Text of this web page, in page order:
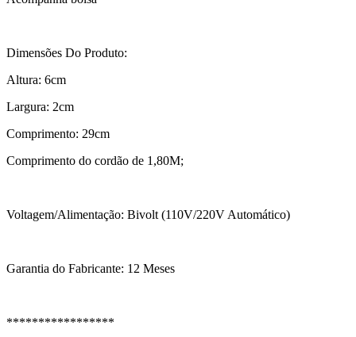
Dimensões Do Produto:
Altura: 6cm
Largura: 2cm
Comprimento: 29cm
Comprimento do cordão de 1,80M;
Voltagem/Alimentação: Bivolt (110V/220V Automático)
Garantia do Fabricante: 12 Meses
*****************